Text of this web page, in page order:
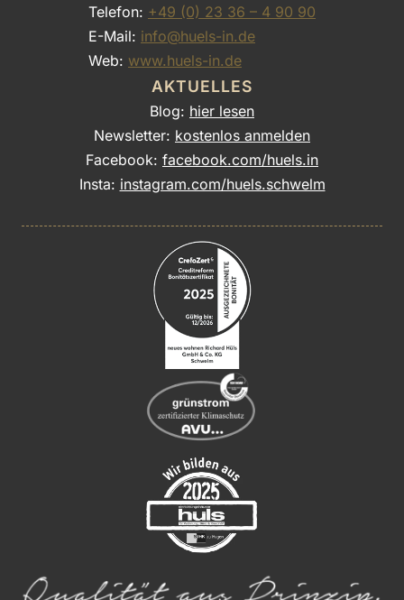
Telefon: +49 (0) 23 36 – 4 90 90
E-Mail: info@huels-in.de
Web: www.huels-in.de
AKTUELLES
Blog: hier lesen
Newsletter: kostenlos anmelden
Facebook: facebook.com/huels.in
Insta: instagram.com/huels.schwelm